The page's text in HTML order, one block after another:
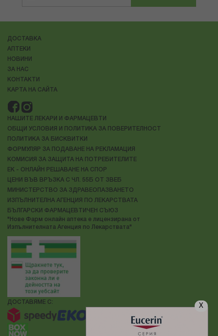
X
ДОСТАВКА
АПТЕКИ
НОВИНИ
ЗА НАС
КОНТАКТИ
КАРТА НА САЙТА
НАШИТЕ ЛЕКАРИ И ФАРМАЦЕВТИ
ОБЩИ УСЛОВИЯ И ПОЛИТИКА ЗА ПОВЕРИТЕЛНОСТ
ПОЛИТИКА ЗА БИСКВИТКИ
ФОРМУЛЯР ЗА ПОДАВАНЕ НА РЕКЛАМАЦИЯ
КОМИСИЯ ЗА ЗАЩИТА НА ПОТРЕБИТЕЛИТЕ
ЕК - ОНЛАЙН РЕШАВАНЕ НА СПОР
ЦЕНИ ВЪВ ВРЪЗКА С ЧЛ. 55Б ОТ ЗВЕБ
МИНИСТЕРСТВО ЗА ЗДРАВЕОПАЗВАНЕТО
ИЗПЪЛНИТЕЛНА АГЕНЦИЯ ПО ЛЕКАРСТВАТА
БЪЛГАРСКИ ФАРМАЦЕВТИЧЕН СЪЮЗ
"Нове Фарм онлайн аптека е лицензирана от
Изпълнителната Агенция по Лекарствата"
ДОСТАВЯМЕ С: